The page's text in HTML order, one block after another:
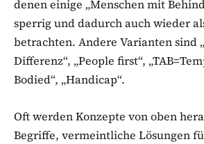
denen einige „Menschen mit
sperrig und dadurch auch wieder
betrachten. Andere Varianten sind
Differenz“, „People first“,
Bodied“, „Handicap“.
Oft werden Konzepte von oben
Begriffe, vermeintliche Lösungen